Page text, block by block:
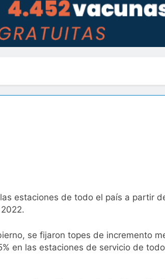
estaciones de todo el país a partir
se fijaron topes de incremento
en las estaciones de servicio de